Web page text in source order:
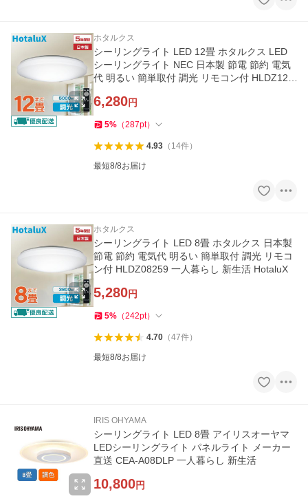
ホタルクス
シーリングライト LED 12畳 ホタルクス LED
シーリングライト NEC 日本製 節電 節約 電気
代 明るい 簡単取付 調光 リモコン付 HLDZ122
6,280円
5% （287pt）
4.93（ 14件）
最短8/8お届け
ホタルクス
シーリングライト LED 8畳 ホタルクス 日本製
節電 節約 電気代 明るい 簡単取付 調光 リモコ
ン付 HLDZ08259 一人暮らし 新生活 HotaluX
5,280円
5% （242pt）
4.70（47件）
最短8/8お届け
IRIS OHYAMA
シーリングライト LED 8畳 アイリスオーヤマ
LEDシーリングライト パネルライト メーカー
直送 CEA-A08DLP 一人暮らし 新生活
10,800円